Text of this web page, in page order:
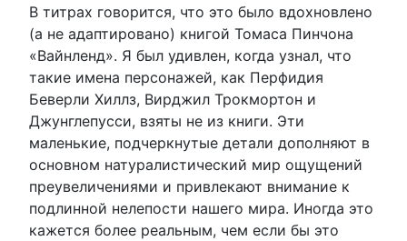
В титрах говорится, что это было вдохновлено
(а не адаптировано) книгой Томаса Пинчона
«Вайнленд». Я был удивлен, когда узнал, что
такие имена персонажей, как Перфидия
Беверли Хиллз, Вирджил Трокмортон и
Джунглепусси, взяты не из книги. Эти
маленькие, подчеркнутые детали дополняют в
основном натуралистический мир ощущений
преувеличениями и привлекают внимание к
подлинной нелепости нашего мира. Иногда это
кажется более реальным, чем если бы это